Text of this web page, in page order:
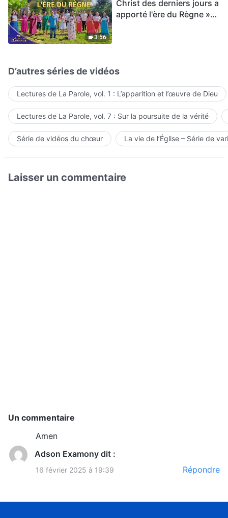
3:56
Christ des derniers jours a
apporté l'ère du Règne »
D’autres séries de vidéos
Lectures de La Parole, vol. 1 : L’apparition et l’œuvre de Dieu
Lectures de La Parole, vol. 7 : Sur la poursuite de la vérité
Série de vidéos du chœur La vie de l’Église – Série de
Laisser un commentaire
Un commentaire
Adson Examony dit :
16 février 2025 à 19:39
Amen
Répondre